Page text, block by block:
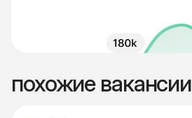
похожие вакансии